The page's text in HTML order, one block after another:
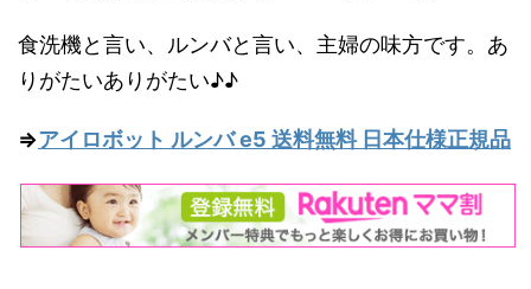
食洗機と言い、ルンバと言い、主婦の味方です。あ
りがたいありがたい♪♪
⇒アイロボット ルンバ e5 送料無料 日本仕様正規品